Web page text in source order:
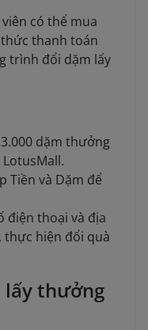
có thể mua
thanh toán
trình đổi dặm lấy
dặm thưởng
Tiền và Dặm để
điện thoại và địa
thực hiện đổi quà
lấy thưởng